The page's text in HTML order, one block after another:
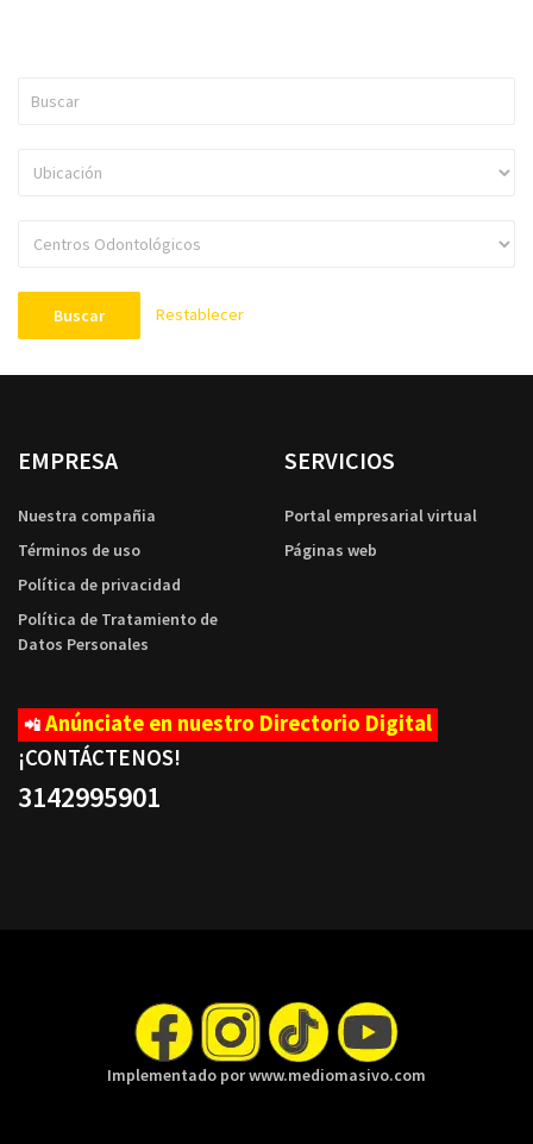
Buscar Restablecer
EMPRESA
Nuestra compañia
Términos de uso
Política de privacidad
Política de Tratamiento de
Datos Personales
SERVICIOS
Portal empresarial virtual
Páginas web
📲 Anúnciate en nuestro Directorio Digital
¡CONTÁCTENOS!
3142995901
Implementado por www.mediomasivo.com